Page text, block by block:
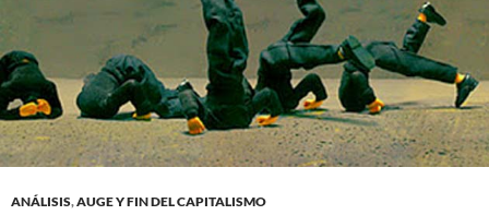
ANÁLISIS,AUGE Y FIN DEL CAPITALISMO